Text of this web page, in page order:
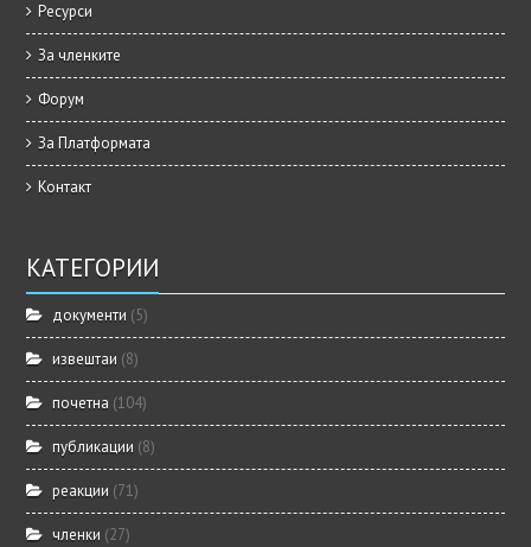
Ресурси
За членките
Форум
За Платформата
Контакт
КАТЕГОРИИ
документи (5)
извештаи (8)
почетна (104)
публикации (8)
реакции (71)
членки (27)